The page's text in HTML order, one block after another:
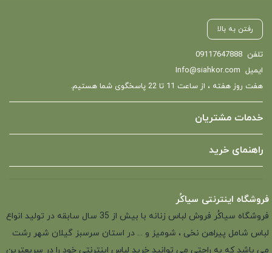
رفتن به بالا
تلفن 09117647888
ایمیل Info@siahkor.com
هفت روز هفته ، از ساعت 11 تا 22 پاسخگوی شما هستیم.
خدمات مشتریان
راهنمای خرید
فروشگاه اینترنتی سیاکُر
فروشگاه سیاکُر فروش لباس زنانه با بیش از 35 سال سابقه در تولید انواع
لباس شامل پیراهن نخی ، شومیز و ... در استان سرسبز گیلان شهر رشت
می باشد که به راحتی می توانید خرید لباس اینترنتی خود را در سریعترین